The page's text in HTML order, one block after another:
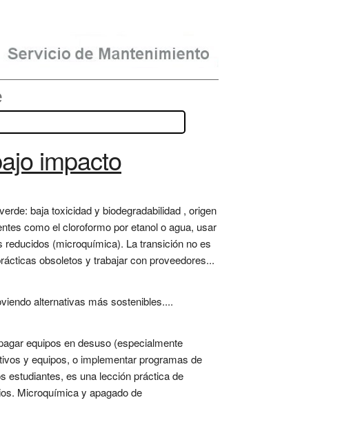
impacto
baja toxicidad y biodegradabilidad , origen
como el cloroformo por etanol o agua, usar
(microquímica). La transición no es
obsoletos y trabajar con proveedores...
alternativas más sostenibles....
equipos en desuso (especialmente
y equipos, o implementar programas de
estudiantes, es una lección práctica de
Microquímica y apagado de